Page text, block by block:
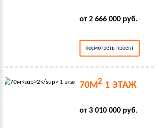
от 2 666 000 руб.
посмотреть проект
70М2 1 ЭТАЖ
от 3 010 000 руб.